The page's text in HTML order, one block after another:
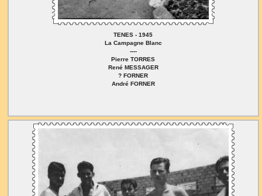
TENES - 1945
La Campagne Blanc
----
Pierre TORRES
René MESSAGER
? FORNER
André FORNER